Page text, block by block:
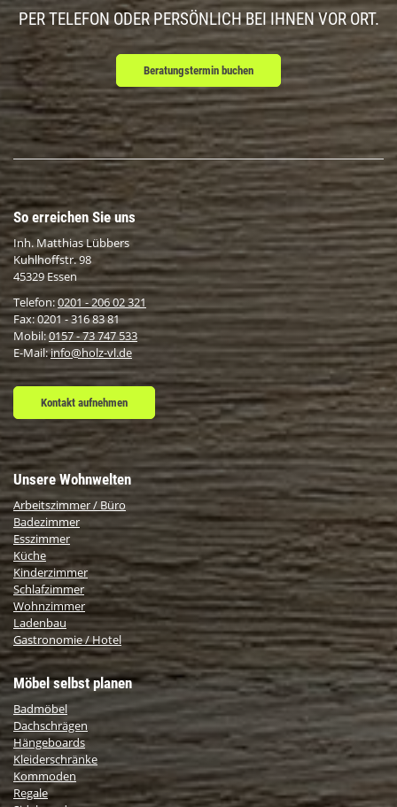
PER TELEFON ODER PERSÖNLICH BEI IHNEN VOR ORT.
Beratungstermin buchen
So erreichen Sie uns
Inh. Matthias Lübbers
Kuhlhoffstr. 98
45329 Essen
Telefon:0201 - 206 02 321
Fax: 0201 - 316 83 81
Mobil:0157 - 73 747 533
E-Mail:info@holz-vl.de
Kontakt aufnehmen
Unsere Wohnwelten
Arbeitszimmer / Büro
Badezimmer
Esszimmer
Küche
Kinderzimmer
Schlafzimmer
Wohnzimmer
Ladenbau
Gastronomie / Hotel
Möbel selbst planen
Badmöbel
Dachschrägen
Hängeboards
Kleiderschränke
Kommoden
Regale